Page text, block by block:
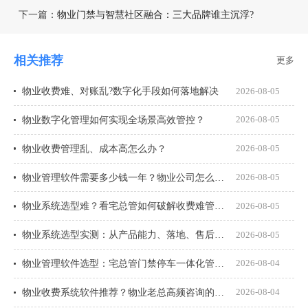
下一篇： 物业门禁与智慧社区融合：三大品牌谁主沉浮?
相关推荐 更多
物业收费难、对账乱?数字化手段如何落地解决 2026-08-05
物业数字化管理如何实现全场景高效管控？ 2026-08-05
物业收费管理乱、成本高怎么办？ 2026-08-05
2026-08-05
物业系统选型难？看宅总管如何破解收费难管理乱 2026-08-05
2026-08-05
2026-08-04
2026-08-04